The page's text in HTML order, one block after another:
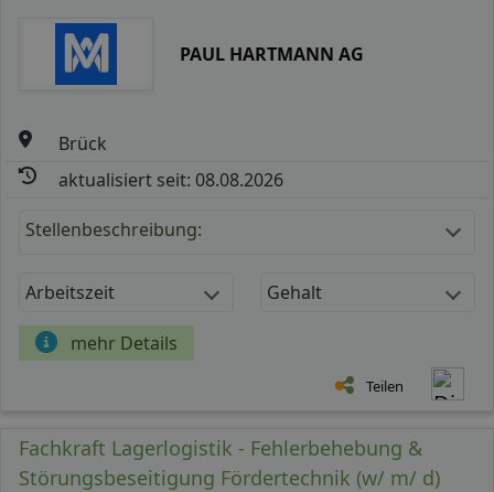
PAUL HARTMANN AG
Brück
aktualisiert seit: 08.08.2026
Stellenbeschreibung:
Arbeitszeit Gehalt
mehr Details
Teilen
Fachkraft Lagerlogistik - Fehlerbehebung &
Störungsbeseitigung Fördertechnik (w/ m/ d)